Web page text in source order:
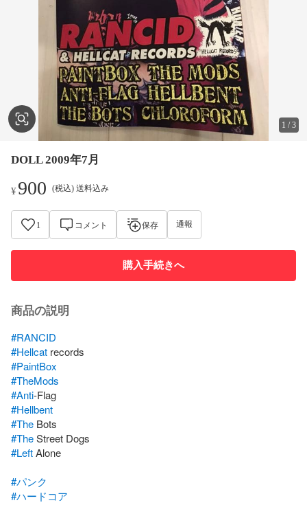
1 /3
DOLL 2009年7月
¥900 (税込) 送料込み
1 コメント 保存 通報
購入手続きへ
商品の説明
#RANCID
#Hellcat
#PaintBox
#TheMods
#Anti
#Hellbent
#The
#The
#Left Alone
#パンク
#ハードコア